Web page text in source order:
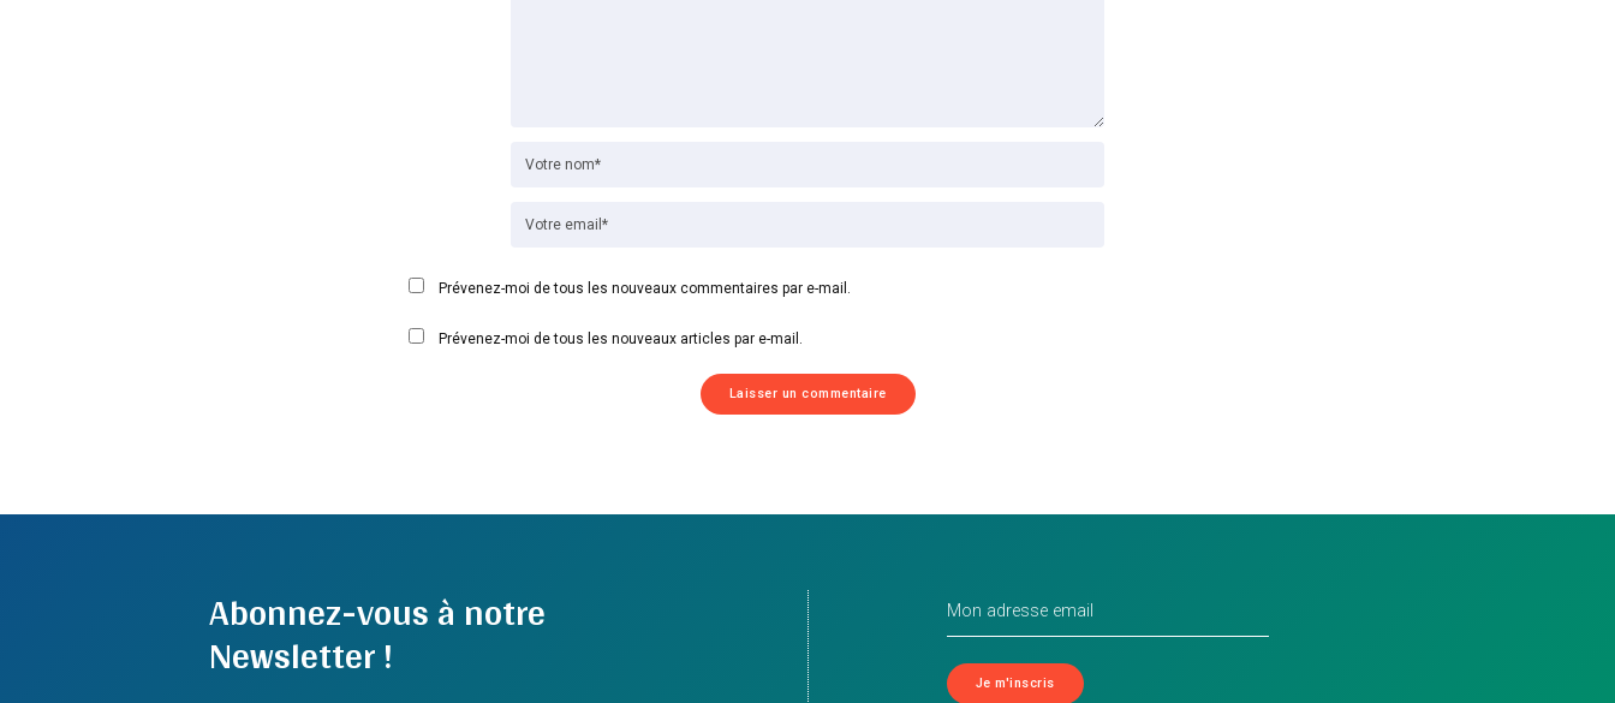
Prévenez-moi de tous les nouveaux commentaires par e-mail.
Prévenez-moi de tous les nouveaux articles par e-mail.
Abonnez-vous à notre
Newsletter !